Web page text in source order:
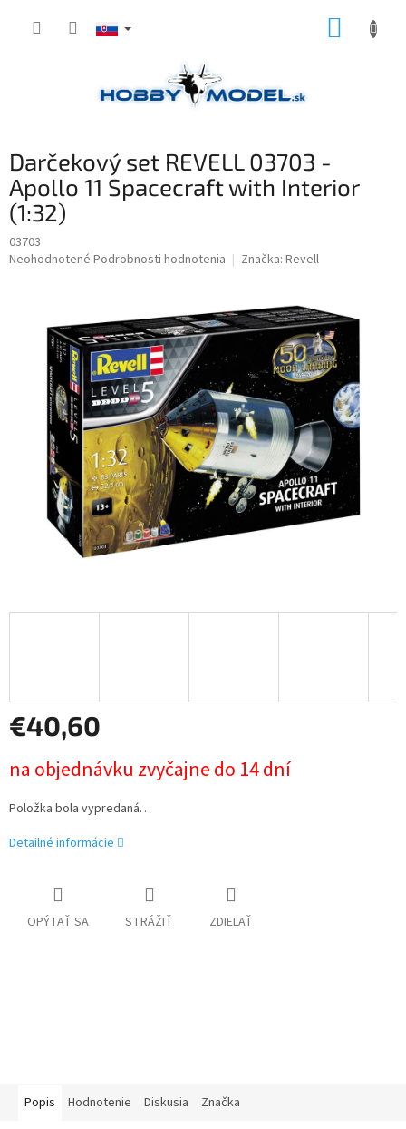
Darčekový set REVELL 03703 -
Apollo 11 Spacecraft with Interior
(1:32)
03703
Priemerné
hviezdičiek.
Neohodnotené Podrobnosti hodnotenia Značka: Revell
€40,60
cena:
na objednávku zvyčajne do 14 dní
Položka bola vypredaná…
Detailné informácie
OPÝTAŤ SA STRÁŽIŤ ZDIEĽAŤ
Popis Hodnotenie Diskusia Značka